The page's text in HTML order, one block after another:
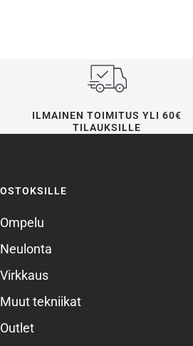
ILMAINEN TOIMITUS YLI 60€
TILAUKSILLE
OSTOKSILLE
Ompelu
Neulonta
Virkkaus
Muut tekniikat
Outlet